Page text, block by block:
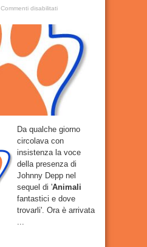
Commenti disabilitatisu
dove
trovarli’:
Johnny
Depp
sarà
mago
Grindelwald
Da qualche giorno
circolava con
insistenza la voce
della presenza di
Johnny Depp nel
sequel di 'Animali
fantastici e dove
trovarli'. Ora è arrivata